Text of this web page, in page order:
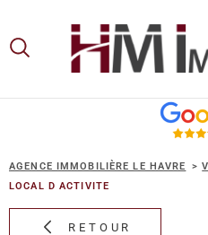
lamenu
contenu
AGENCE IMMOBILIÈRE LE HAVRE
LOCAL D ACTIVITE
RETOUR